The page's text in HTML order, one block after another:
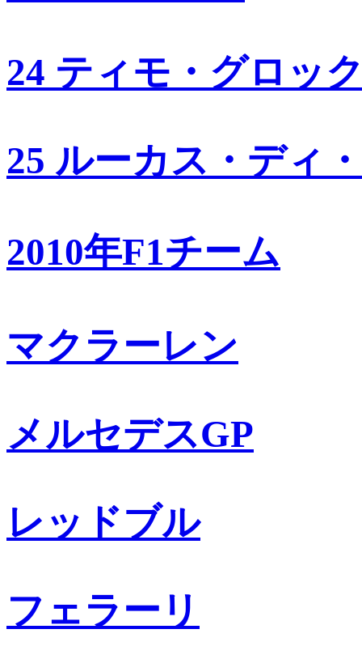
24 ティモ・グロッ
25 ルーカス・ディ
2010年F1チーム
マクラーレン
メルセデスGP
レッドブル
フェラーリ